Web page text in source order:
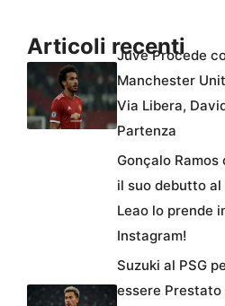
Articoli recenti
Juve Procede
Manchester
Via Libera,
Partenza
Gonçalo Ramos
il suo debutto al
Leao lo prende
Instagram!
Suzuki al PSG
essere Prestato